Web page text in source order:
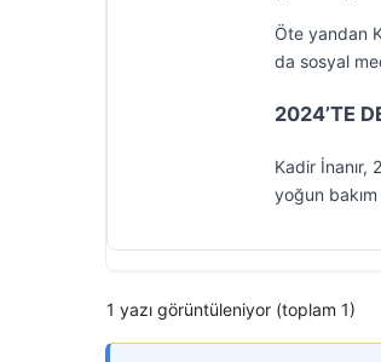
Öte yandan
da sosyal
2024’TE
Kadir İnanır,
yoğun
1 yazı görüntüleniyor (toplam 1)